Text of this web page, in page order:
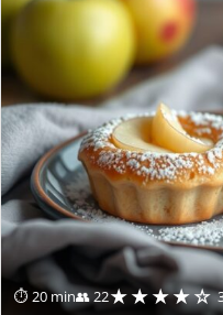
⏱ 20 min👥 22★★★★☆